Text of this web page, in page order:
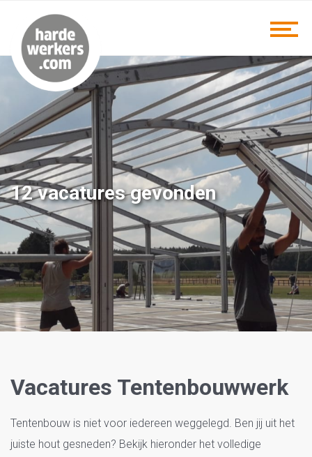
12 vacatures gevonden
Vacatures Tentenbouwwerk
Tentenbouw is niet voor iedereen weggelegd. Ben jij uit het
juiste hout gesneden? Bekijk hieronder het volledige